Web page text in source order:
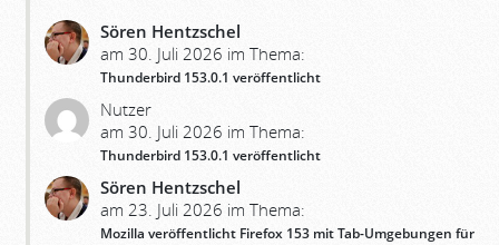
Sören Hentzschel
am 30. Juli 2026 im Thema:
Thunderbird 153.0.1 veröffentlicht
Nutzer
am 30. Juli 2026 im Thema:
Thunderbird 153.0.1 veröffentlicht
Sören Hentzschel
am 23. Juli 2026 im Thema:
Mozilla veröffentlicht Firefox 153 mit Tab-Umgebungen für